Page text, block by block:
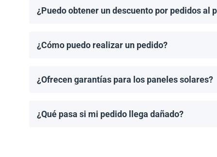
¿Puedo obtener un descuento por pedidos al
¿Cómo puedo realizar un pedido?
¿Ofrecen garantías para los paneles solares?
¿Qué pasa si mi pedido llega dañado?